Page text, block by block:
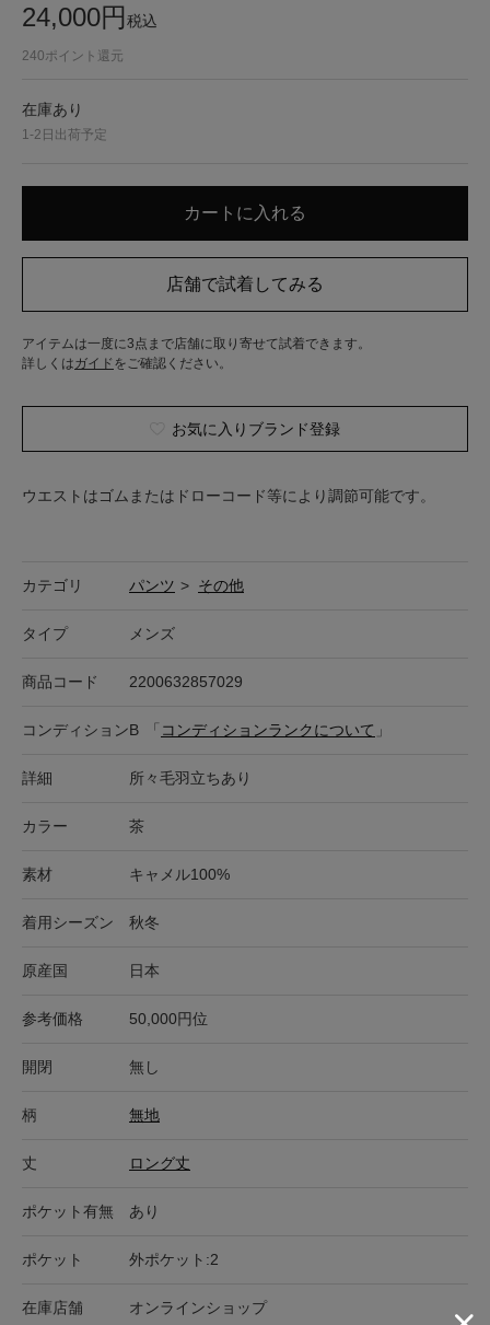
24,000円税込
240ポイント還元
在庫あり
1-2日出荷予定
アイテムは一度に3点まで店舗に取り寄せて試着できます。
詳しくはガイド をご確認ください。
お気に入りブランド登録
ウエストはゴムまたはドローコード等により調節可能です。
カテゴリ パンツ > その他
タイプ メンズ
商品コード 2200632857029
コンディションB 「 コンディションランクについて 」
詳細 所々毛羽立ちあり
カラー 茶
素材 キャメル100%
着用シーズン 秋冬
原産国 日本
参考価格 50,000円位
開閉 無し
柄 無地
丈 ロング丈
ポケット有無 あり
ポケット 外ポケット:2
在庫店舗 オンラインショップ